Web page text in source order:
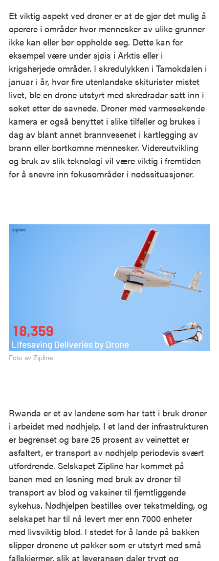
Et viktig aspekt ved droner er at de gjør det mulig å
operere i områder hvor mennesker av ulike grunner
ikke kan eller bør oppholde seg. Dette kan for
eksempel være under sjøis i Arktis eller i
krigsherjede områder. I skredulykken i Tamokdalen i
januar i år, hvor fire utenlandske skiturister mistet
livet, ble en drone utstyrt med skredradar satt inn i
søket etter de savnede. Droner med varmesøkende
kamera er også benyttet i slike tilfeller og brukes i
dag av blant annet brannvesenet i kartlegging av
brann eller bortkomne mennesker. Videreutvikling
og bruk av slik teknologi vil være viktig i fremtiden
for å snevre inn fokusområder i nødssituasjoner.
Foto av Zipline
Rwanda er et av landene som har tatt i bruk droner
i arbeidet med nødhjelp. I et land der infrastrukturen
er begrenset og bare 25 prosent av veinettet er
asfaltert, er transport av nødhjelp periodevis svært
utfordrende. Selskapet Zipline har kommet på
banen med en løsning med bruk av droner til
transport av blod og vaksiner til fjerntliggende
sykehus. Nødhjelpen bestilles over tekstmelding, og
selskapet har til nå levert mer enn 7000 enheter
med livsviktig blod. I stedet for å lande på bakken
slipper dronene ut pakker som er utstyrt med små
fallskjermer, slik at leveransen daler trygt og